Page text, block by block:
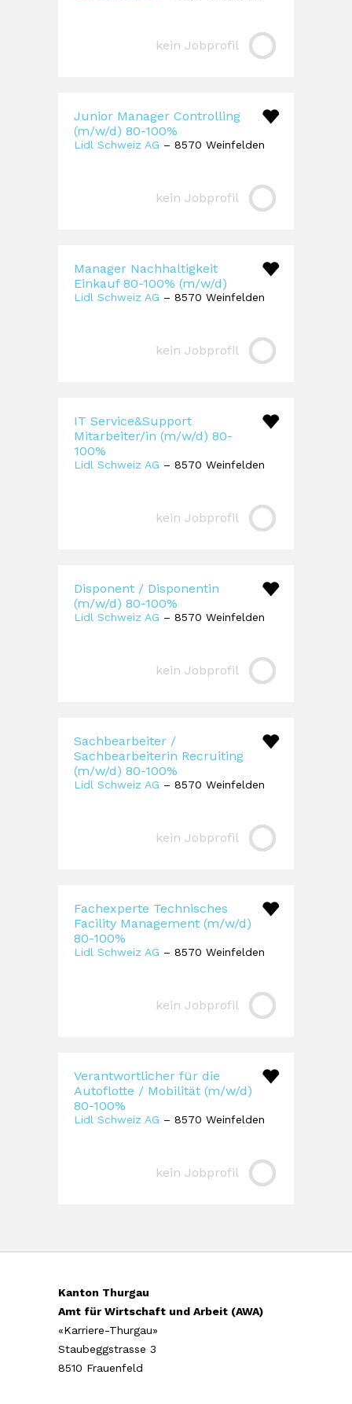
kein Jobprofil
Junior Manager Controlling
(m/w/d) 80-100%
Lidl Schweiz AG – 8570 Weinfelden
kein Jobprofil
Manager Nachhaltigkeit
Einkauf 80-100% (m/w/d)
Lidl Schweiz AG – 8570 Weinfelden
kein Jobprofil
IT Service&Support
Mitarbeiter/in (m/w/d) 80-
100%
Lidl Schweiz AG – 8570 Weinfelden
kein Jobprofil
Disponent / Disponentin
(m/w/d) 80-100%
Lidl Schweiz AG – 8570 Weinfelden
kein Jobprofil
Sachbearbeiter /
Sachbearbeiterin Recruiting
(m/w/d) 80-100%
Lidl Schweiz AG – 8570 Weinfelden
kein Jobprofil
Fachexperte Technisches
Facility Management (m/w/d)
80-100%
Lidl Schweiz AG – 8570 Weinfelden
kein Jobprofil
Verantwortlicher für die
Autoflotte / Mobilität (m/w/d)
80-100%
Lidl Schweiz AG – 8570 Weinfelden
kein Jobprofil
Kanton Thurgau
Amt für Wirtschaft und Arbeit (AWA)
«Karriere-Thurgau»
Staubeggstrasse 3
8510 Frauenfeld